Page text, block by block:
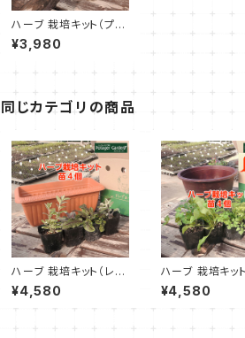
ハーブ 栽培キット（プラ
製 茶 苗2個）
¥3,980
同じカテゴリの商品
ハーブ 栽培キット（レリ
ーフプランター 茶 受皿
付 苗4個）
¥4,580
ハーブ 栽培キッ
ティーク吊り下
ル 茶 苗4個）
¥4,580